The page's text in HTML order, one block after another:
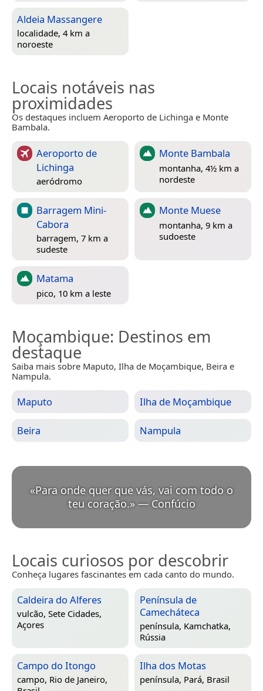
Aldeia Massangere
localidade, 4 km a
noroeste
Locais notáveis nas
proximidades
Os destaques incluem Aeroporto de Lichinga e Monte
Bambala.
Aeroporto de
Lichinga
aeródromo
Monte Bambala
montanha, 4½ km a
nordeste
Barragem Mini-
Cabora
barragem, 7 km a
sudeste
Monte Muese
montanha, 9 km a
sudoeste
Matama
pico, 10 km a leste
Moçambique: Destinos em
destaque
Saiba mais sobre Maputo, Ilha de Moçambique, Beira e
Nampula.
Maputo Ilha de Moçambique
Beira Nampula
«Para onde quer que vás, vai com todo o
teu coração.» — Confúcio
Locais curiosos por descobrir
Conheça lugares fascinantes em cada canto do mundo.
Caldeira do Alferes
vulcão, Sete Cidades,
Açores
Península de
Camecháteca
península, Kamchatka,
Rússia
Campo do Itongo
campo, Rio de Janeiro,
Ilha dos Motas
península, Pará, Brasil